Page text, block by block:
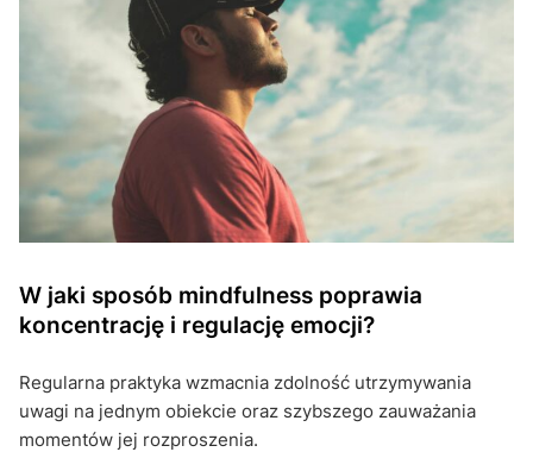
W jaki sposób mindfulness poprawia
koncentrację i regulację emocji?
Regularna praktyka wzmacnia zdolność utrzymywania
uwagi na jednym obiekcie oraz szybszego zauważania
momentów jej rozproszenia.